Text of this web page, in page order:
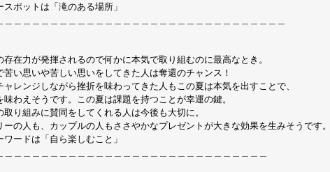
スポットは「滝のある場所」
存在力が発揮されるので何かに本気で取り組むのに最高なとき。
苦い思いや苦しい思いをしてきた人は奪還のチャンス！
ャレンジしながら挫折を味わってきた人もこの夏は本気を出すことで、
味わえそうです。この夏は課題を持つことが幸運の鍵。
取り組みに賛同をしてくれる人は今後も大切に。
ーの人も、カップルの人もささやかなプレゼントが大きな効果を生みそうです。
ワードは「自ら楽しむこと」